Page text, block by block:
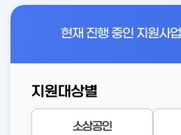
현재 진행 중인 지원사
지원대상별
소상공인